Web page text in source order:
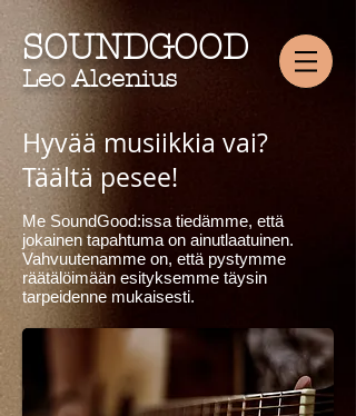
SOUNDGOOD
Leo Alcenius
Hyvää musiikkia vai?
Täältä pesee!
Me SoundGood:issa tiedämme, että
jokainen tapahtuma on ainutlaatuinen.
Vahvuutenamme on, että pystymme
räätälöimään esityksemme täysin
tarpeidenne mukaisesti.